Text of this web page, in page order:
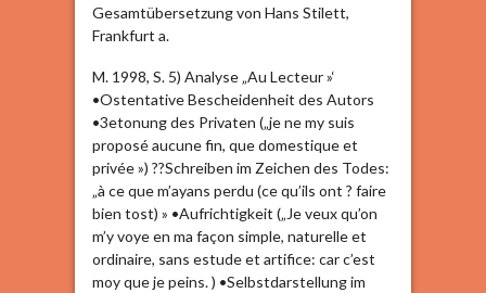
Gesamtübersetzung von Hans Stilett,
Frankfurt a.
M. 1998, S. 5) Analyse „Au Lecteur »‘
•Ostentative Bescheidenheit des Autors
•3etonung des Privaten („je ne my suis
proposé aucune fin, que domestique et
privée ») ??Schreiben im Zeichen des Todes:
„à ce que m’ayans perdu (ce qu’ils ont ? faire
bien tost) » •Aufrichtigkeit („Je veux qu’on
m’y voye en ma façon simple, naturelle et
ordinaire, sans estude et artifice: car c’est
moy que je peins. ) •Selbstdarstellung im